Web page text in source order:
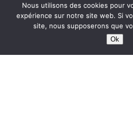
This site is protected bywp-
Nous utilisons des cookies pour
expérience sur notre site web. Si
site, nous supposerons que
Ok